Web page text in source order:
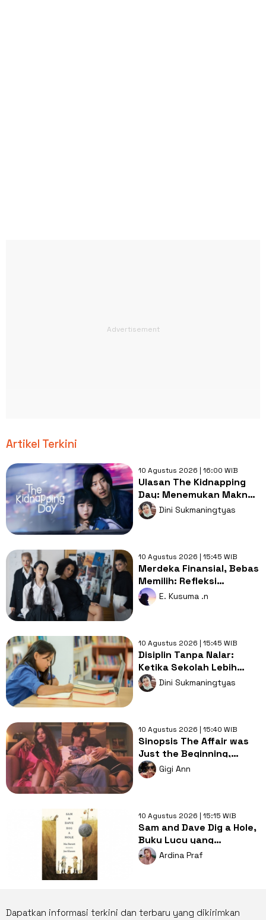
Artikel Terkini
10 Agustus 2026 | 16:00 WIB
Ulasan The Kidnapping
Day: Menemukan Makna
Keluarga dari Kisah
Penculikan
Dini Sukmaningtyas
10 Agustus 2026 | 15:45 WIB
Merdeka Finansial, Bebas
Memilih: Refleksi
Perempuan Pekerja di
HUT ke-81 RI
E. Kusuma .n
10 Agustus 2026 | 15:45 WIB
Disiplin Tanpa Nalar:
Ketika Sekolah Lebih
Sibuk Mengatur daripada
Mendidik
Dini Sukmaningtyas
10 Agustus 2026 | 15:40 WIB
Sinopsis The Affair was
Just the Beginning,
Rahasia Kelam dari
Pasutri Kaya
Gigi Ann
10 Agustus 2026 | 15:15 WIB
Sam and Dave Dig a Hole,
Buku Lucu yang
Membuat Anak Ikut
Menjadi Detektif
Ardina Praf
Dapatkan informasi terkini dan terbaru yang dikirimkan